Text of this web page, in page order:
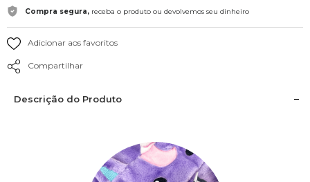
Compra segura, receba o produto ou devolvemos seu dinheiro
Adicionar aos favoritos
Compartilhar
Descrição do Produto